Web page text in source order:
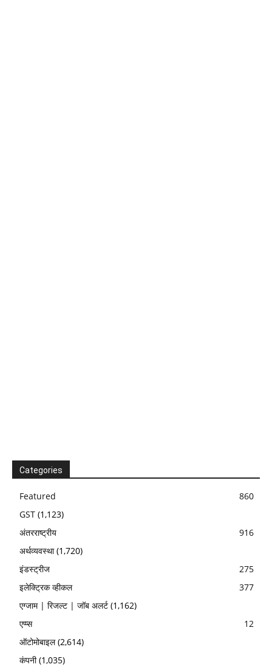
Categories
Featured
860
GST (1,123)
अंतरराष्ट्रीय
916
अर्थव्यवस्था(1,720)
इंडस्ट्रीज
275
इलेक्ट्रिक व्हीकल
377
एग्जाम | रिजल्ट | जॉब अलर्ट (1,162)
एप्प्स
12
ऑटोमोबाइल(2,614)
कंपनी(1,035)